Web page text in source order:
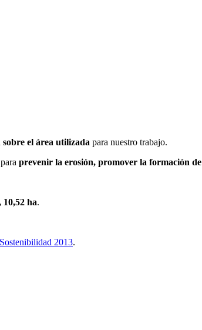
sobre el área utilizada para nuestro trabajo.
prevenir la erosión, promover la formación
10,52 ha.
2013.